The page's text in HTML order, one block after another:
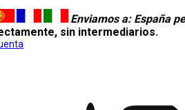
Enviamos a: España
sin intermediarios.